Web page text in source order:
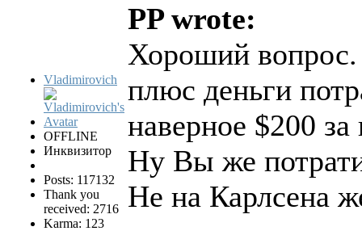
Vladimirovich
OFFLINE
Инквизитор
Posts: 117132
Thank you
received: 2716
Karma: 123
PP wrote:
Хороший
плюс деньги
наверное $200 за
Ну Вы же
Не на Карлсена